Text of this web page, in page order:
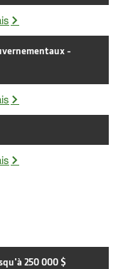
-
250 000 $